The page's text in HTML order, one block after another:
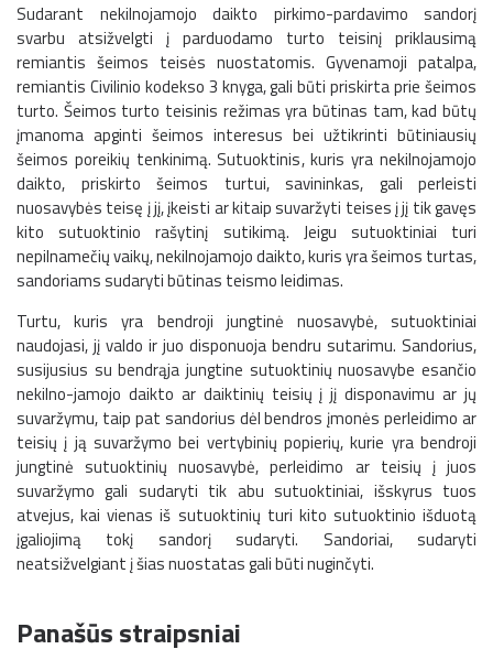
Sudarant nekilnojamojo daikto pirkimo-pardavimo sandorį
svarbu atsižvelgti į parduodamo turto teisinį priklausimą
remiantis šeimos teisės nuostatomis. Gyvenamoji patalpa,
remiantis Civilinio kodekso 3 knyga, gali būti priskirta prie šeimos
turto. Šeimos turto teisinis režimas yra būtinas tam, kad būtų
įmanoma apginti šeimos interesus bei užtikrinti būtiniausių
šeimos poreikių tenkinimą. Sutuoktinis, kuris yra nekilnojamojo
daikto, priskirto šeimos turtui, savininkas, gali perleisti
nuosavybės teisę į jį, įkeisti ar kitaip suvaržyti teises į jį tik gavęs
kito sutuoktinio rašytinį sutikimą. Jeigu sutuoktiniai turi
nepilnamečių vaikų, nekilnojamojo daikto, kuris yra šeimos turtas,
sandoriams sudaryti būtinas teismo leidimas.
Turtu, kuris yra bendroji jungtinė nuosavybė, sutuoktiniai
naudojasi, jį valdo ir juo disponuoja bendru sutarimu. Sandorius,
susijusius su bendrąja jungtine sutuoktinių nuosavybe esančio
nekilno-jamojo daikto ar daiktinių teisių į jį disponavimu ar jų
suvaržymu, taip pat sandorius dėl bendros įmonės perleidimo ar
teisių į ją suvaržymo bei vertybinių popierių, kurie yra bendroji
jungtinė sutuoktinių nuosavybė, perleidimo ar teisių į juos
suvaržymo gali sudaryti tik abu sutuoktiniai, išskyrus tuos
atvejus, kai vienas iš sutuoktinių turi kito sutuoktinio išduotą
įgaliojimą tokį sandorį sudaryti. Sandoriai, sudaryti
neatsižvelgiant į šias nuostatas gali būti nuginčyti.
Panašūs straipsniai